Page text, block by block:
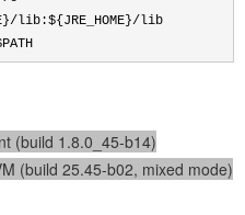
lib:${JRE_HOME}/ lib
(build 1.8.0_45-b14)
(build 25.45-b02, mixed mode)